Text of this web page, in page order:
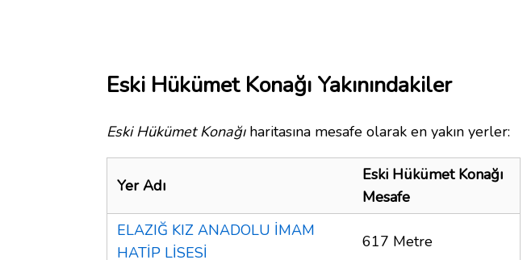
Eski Hükümet Konağı Yakınındakiler
Eski Hükümet Konağıharitasına mesafe olarak en yakın yerler:
Yer Adı
Eski Hükümet Konağı
Mesafe
ELAZIĞ KIZ ANADOLU İMAM
HATİP LİSESİ
617 Metre